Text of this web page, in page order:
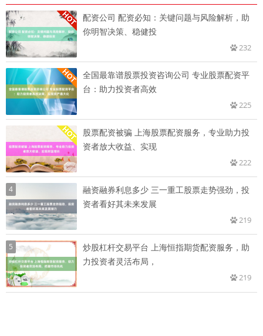
配资公司 配资必知：关键问题与风险解析，助
你明智决策、稳健投
232
全国最靠谱股票投资咨询公司 专业股票配资平
台：助力投资者高效
225
股票配资被骗 上海股票配资服务，专业助力投
资者放大收益、实现
222
4
融资融券利息多少 三一重工股票走势强劲，投
资者看好其未来发展
219
5
炒股杠杆交易平台 上海恒指期货配资服务，助
力投资者灵活布局，
219